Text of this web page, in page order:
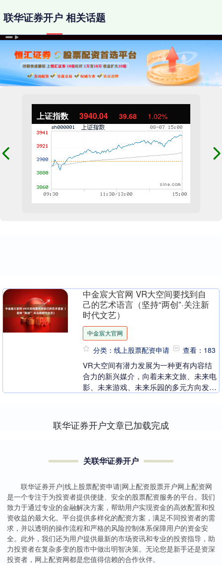
上证指数 3940.04 39.68 1.02%
联华证券开户 相关话题
中金宸大官网 VR大空间要找到自
己的艺术语言（坚持“两创”·关注新
时代文艺）
中金宸大官网
分类：线上股票配资申请 查看：183
VR大空间有潜力发展为一种更有内容结
合力的新兴媒介，向着未来文旅、未来电
影、未来游戏、未来乐园的多元方向发展
联华证券开户文章已加载完成
关联华证券开户
联华证券开户|线上股票配资申请|网上配资股票开户网上配资网
是一个专注于为投资者提供便捷、安全的股票配资服务的平台。我们
致力于通过专业的金融解决方案，帮助用户实现资金的高效配置和投
资收益的最大化。平台提供多样化的配资方案，满足不同投资者的需
求，并以透明的操作流程和严格的风险控制体系保障用户的资金安
全。此外，我们还为用户提供最新的市场资讯和专业的投资指导，助
力投资者在复杂多变的股市中做出明智决策。无论您是新手还是资深
投资者，网上配资网都是您值得信赖的合作伙伴。